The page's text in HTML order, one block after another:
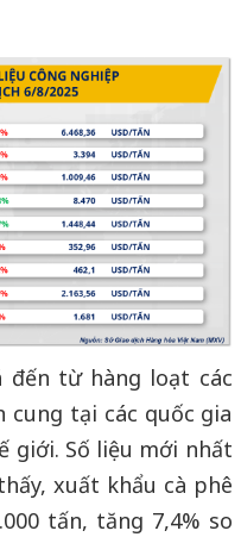
đến từ hàng loạt các
tại các quốc gia
giới. Số liệu mới nhất
xuất khẩu cà phê
tấn, tăng 7,4% so